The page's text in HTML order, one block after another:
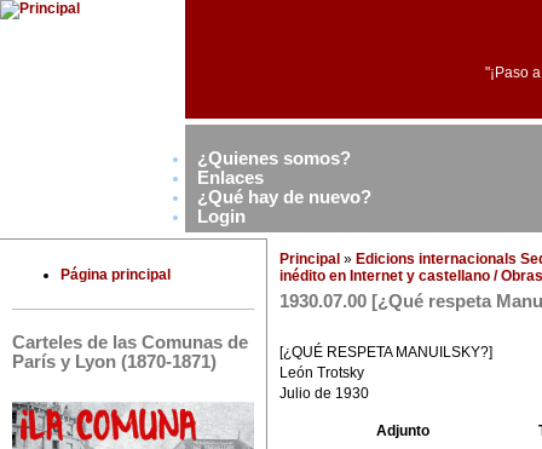
"¡Paso
¿Quienes somos?
Enlaces
¿Qué hay de nuevo?
Login
Página principal
Carteles de las Comunas de
París y Lyon (1870-1871)
Principal » Edicions internacionals
inédito en Internet y castellano /
1930.07.00 [¿Qué respeta
[¿QUÉ RESPETA MANUILSKY?]
León Trotsky
Julio de 1930
Adjunto